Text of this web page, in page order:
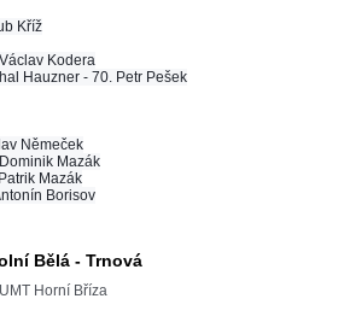
Kříž
Kodera
Hauzner - 70. Petr Pešek
Němeček
Mazák
Mazák
Borisov
Bělá - Trnová
UMT Horní Bříza